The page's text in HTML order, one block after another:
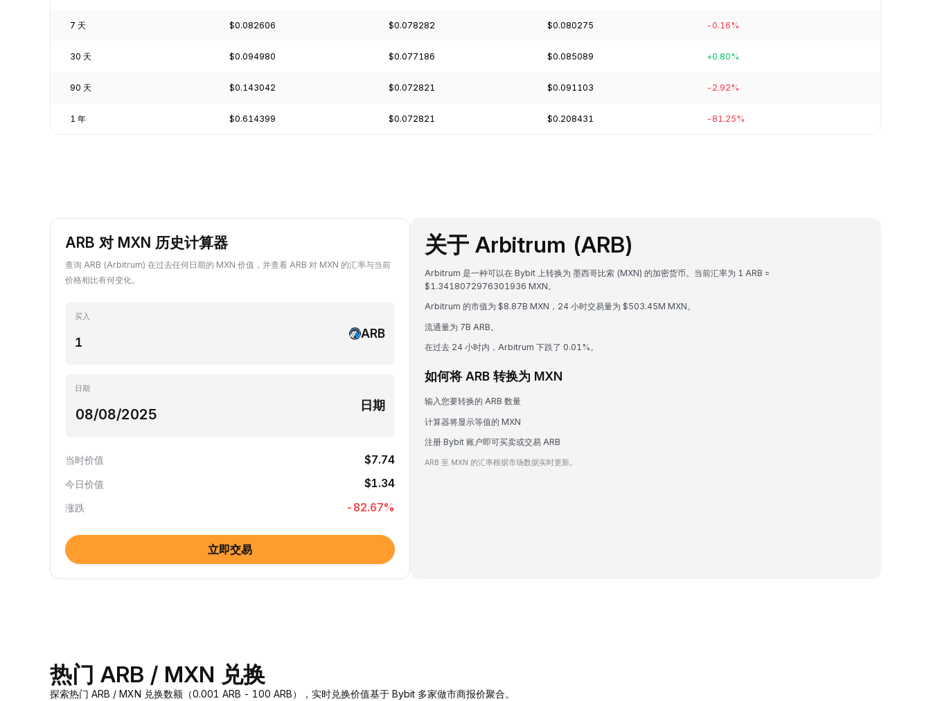
7 天 $0.082606 $0.078282 $0.080275 -0.16%
30 天 $0.094980 $0.077186 $0.085089 +0.80%
90 天 $0.143042 $0.072821 $0.091103 -2.92%
1 年 $0.614399 $0.072821 $0.208431 -81.25%
ARB 对 MXN 历史计算器
查询 ARB (Arbitrum) 在过去任何日期的 MXN 价值，并查看 ARB 对 MXN 的汇率与当前
价格相比有何变化。
买入
ARB
日期
日期
当时价值 $7.74
今日价值 $1.34
涨跌 -82.67%
立即交易
关于 Arbitrum (ARB)
Arbitrum 是一种可以在 Bybit 上转换为 墨西哥比索 (MXN) 的加密货币。当前汇率为 1 ARB =
$1.3418072976301936 MXN。
Arbitrum 的市值为 $8.87B MXN，24 小时交易量为 $503.45M MXN。
流通量为 7B ARB。
在过去 24 小时内，Arbitrum 下跌了 0.01%。
如何将 ARB 转换为 MXN
输入您要转换的 ARB 数量
计算器将显示等值的 MXN
注册 Bybit 账户即可买卖或交易 ARB
ARB 至 MXN 的汇率根据市场数据实时更新。
热门 ARB / MXN 兑换
探索热门 ARB / MXN 兑换数额（0.001 ARB - 100 ARB），实时兑换价值基于 Bybit 多家做市商报价聚合。